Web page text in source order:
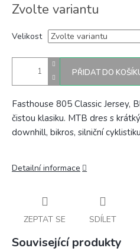
cena:
Zvolte variantu
Velikost
PŘIDAT DO
Fasthouse 805 Classic Jersey,
čistou klasiku. MTB dres s
downhill, bikros, silniční
Detailní informace
ZEPTAT SE SDÍLET
Související produkty